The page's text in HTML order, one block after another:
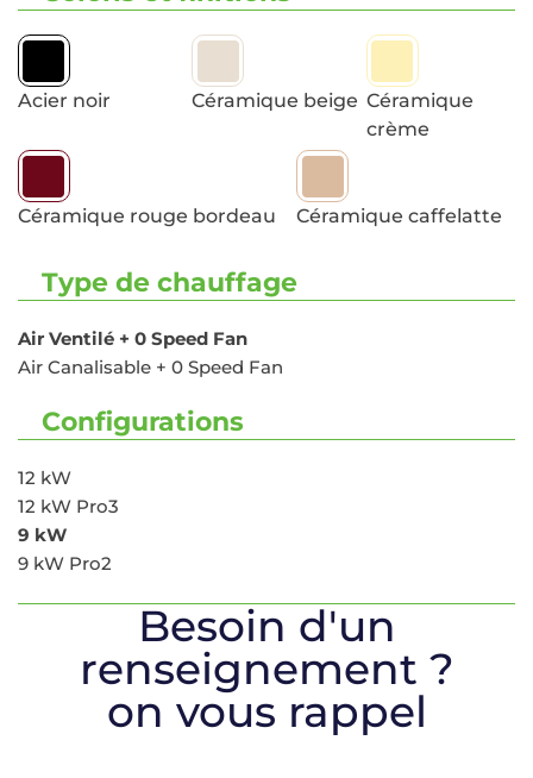
Acier noir Céramique beige Céramique
crème
Céramique rouge bordeau Céramique caffelatte
Type de chauffage
Air Ventilé + 0 Speed Fan
Air Canalisable + 0 Speed Fan
Configurations
12 kW
12 kW Pro3
9 kW
9 kW Pro2
Besoin d'un
renseignement ?
on vous rappel